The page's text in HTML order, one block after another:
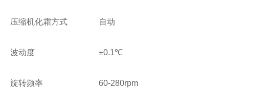
压缩机化霜方式 自动
波动度 ±0.1℃
旋转频率 60-280rpm